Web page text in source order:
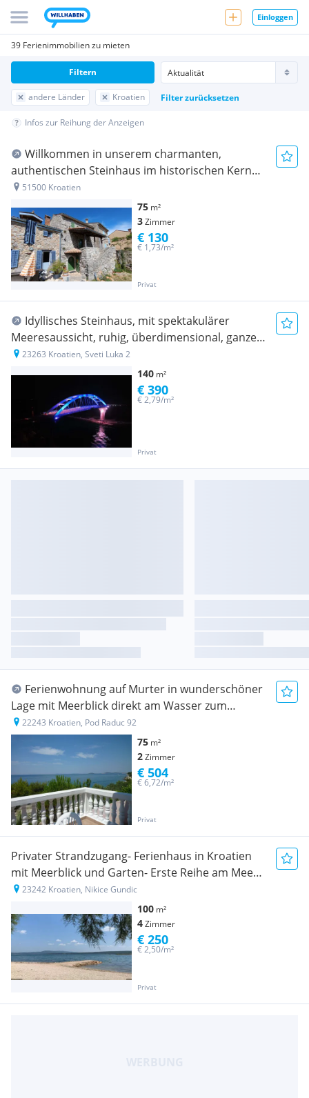
Einloggen
39 Ferienimmobilien zu mieten
andere Länder Kroatien Filter zurücksetzen
Filtern
Infos zur Reihung der Anzeigen
Willkommen in unserem charmanten,
authentischen Steinhaus im historischen Kern
von Kornic (liegt zwischen den Orten Krk und
51500 Kroatien
75 m²
3Zimmer
Privat
€ 1,73/m²
€ 130
Idyllisches Steinhaus, mit spektakulärer
Meeresaussicht, ruhig, überdimensional, ganzes
oder etagenweise , exklusiv eingerichtet, 500m2
Garten/ Terrassen Toppreis
23263 Kroatien, Sveti Luka 2
140 m²
Privat
€ 2,79/m²
€ 390
Ferienwohnung auf Murter in wunderschöner
Lage mit Meerblick direkt am Wasser zum
günstigen Preis für bis zu 4 Personen
22243 Kroatien, Pod Raduc 92
75 m²
2Zimmer
Privat
€ 6,72/m²
€ 504
Privater Strandzugang- Ferienhaus in Kroatien
mit Meerblick und Garten- Erste Reihe am Meer-
bis max 6 Personen- Vierbeiner erlaubt- in 3,5
Stunden von Graz aus erreichbar, ab 26.08 noch
frei - Internet Villa Dobri Dupin
23242 Kroatien, Nikice Gundic
100 m²
4Zimmer
Privat
€ 2,50/m²
€ 250